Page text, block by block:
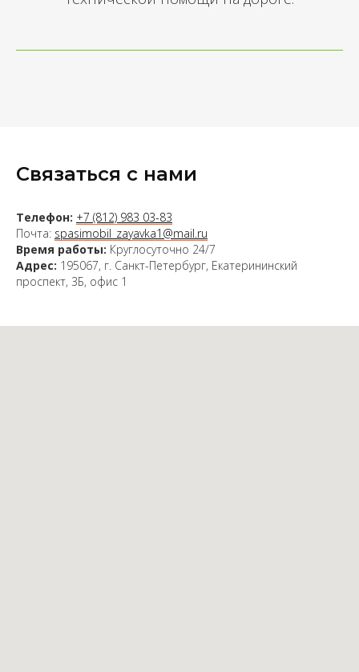
Связаться с нами
Телефон: +7 (812) 983 03-83
Почта: spasimobil_zayavka1@mail.ru
Время работы: Круглосуточно 24/7
Адрес: 195067, г. Санкт-Петербург, Екатерининский
проспект, 3Б, офис 1